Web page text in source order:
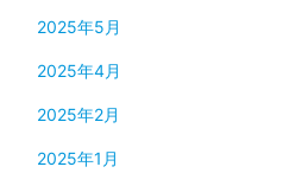
2025年5月
2025年4月
2025年2月
2025年1月